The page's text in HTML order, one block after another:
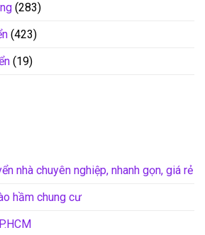
(283)
(423)
(19)
nhà chuyên nghiệp, nhanh gọn, giá rẻ
hầm chung cư